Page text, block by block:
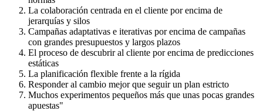
La colaboración centrada en el cliente por encima de
jerarquías y silos
Campañas adaptativas e iterativas por encima de campañas
con grandes presupuestos y largos plazos
El proceso de descubrir al cliente por encima de predicciones
estáticas
La planificación flexible frente a la rígida
Responder al cambio mejor que seguir un plan estricto
Muchos experimentos pequeños más que unas pocas grandes
apuestas"